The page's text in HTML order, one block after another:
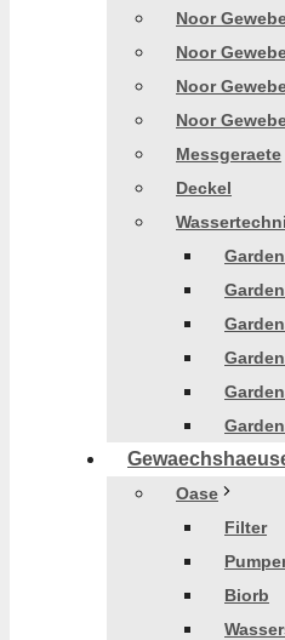
Noor
Noor
Noor
Noor
Messgeraete
Deckel
Oase
Filter
Biorb